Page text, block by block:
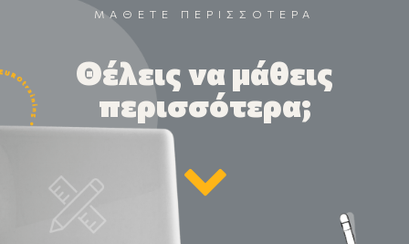
ΜΑΘΕΤΕ ΠΕΡΙΣΣΟΤΕΡΑ
Θέλεις να μάθεις
περισσότερα;